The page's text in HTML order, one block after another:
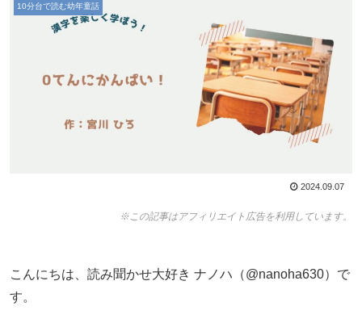
10分台で読む幼年童話
2024.09.07
※この記事はアフィリエイト広告を利用しています。
こんにちは、読み聞かせ大好き ナノハ（@nanoha630）で
す。